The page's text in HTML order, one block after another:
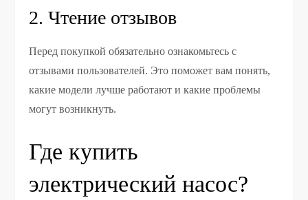
2. Чтение отзывов
Перед покупкой обязательно ознакомьтесь с
отзывами пользователей. Это поможет вам понять,
какие модели лучше работают и какие проблемы
могут возникнуть.
Где купить
электрический насос?